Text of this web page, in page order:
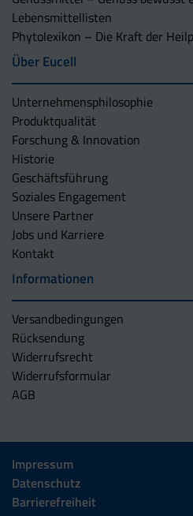
Lebensmittellisten
Phytolexikon – Die Kraft der
Über Eucell
Unternehmens­philosophie
Produktqualität
Forschung & Innovation
Historie
Geschäftsführung
Soziales Engagement
Unsere Partner
Jobs und Karriere
Kontakt
Informationen
Versandbedingungen
Rücksendung
Widerrufsrecht
Widerrufsformular
AGB
Impressum
Datenschutz
Barrierefreiheit